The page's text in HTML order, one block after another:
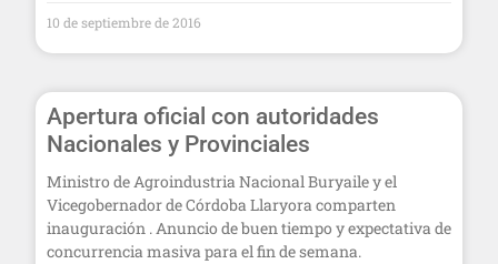
10 de septiembre de 2016
Apertura oficial con autoridades
Nacionales y Provinciales
Ministro de Agroindustria Nacional Buryaile y el
Vicegobernador de Córdoba Llaryora comparten
inauguración . Anuncio de buen tiempo y expectativa de
concurrencia masiva para el fin de semana.